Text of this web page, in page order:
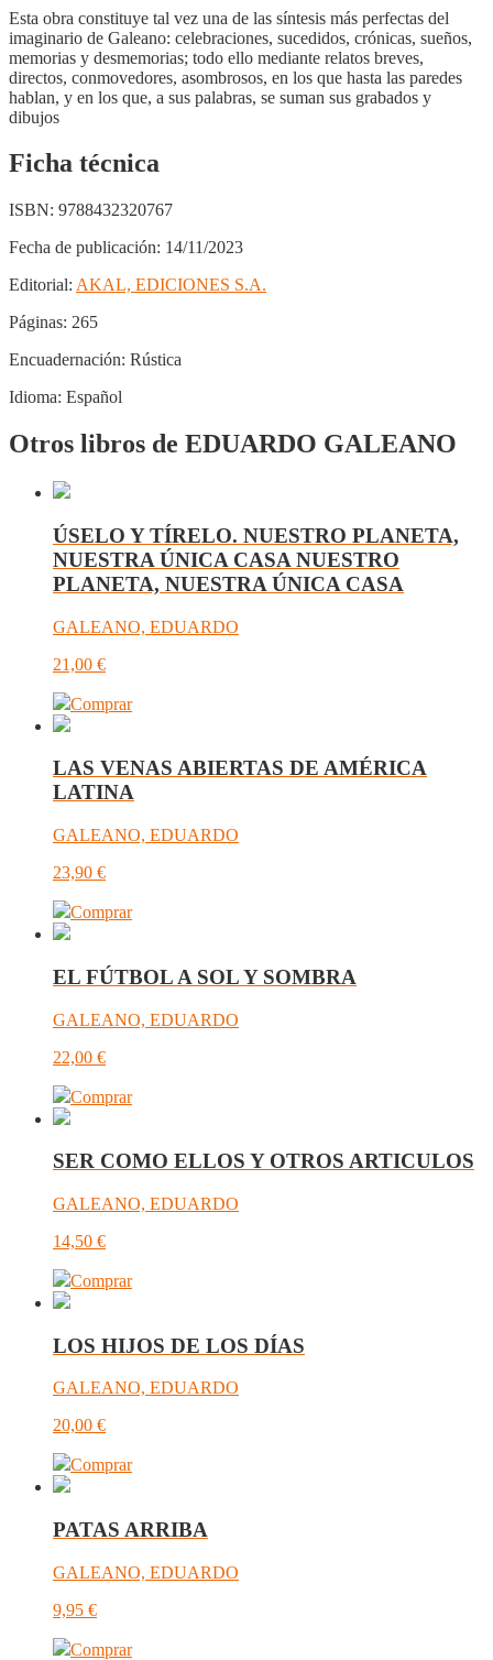
Esta obra constituye tal vez una de las síntesis más perfectas del
imaginario de Galeano: celebraciones, sucedidos, crónicas, sueños,
memorias y desmemorias; todo ello mediante relatos breves,
directos, conmovedores, asombrosos, en los que hasta las paredes
hablan, y en los que, a sus palabras, se suman sus grabados y
dibujos
Ficha técnica
ISBN: 9788432320767
Fecha de publicación: 14/11/2023
Editorial: AKAL, EDICIONES S.A.
Páginas: 265
Encuadernación: Rústica
Idioma: Español
Otros libros de EDUARDO GALEANO
ÚSELO Y TÍRELO. NUESTRO PLANETA,
NUESTRA ÚNICA CASA NUESTRO
PLANETA, NUESTRA ÚNICA CASA
GALEANO, EDUARDO
21,00 €
Comprar
LAS VENAS ABIERTAS DE AMÉRICA
LATINA
GALEANO, EDUARDO
23,90 €
Comprar
EL FÚTBOL A SOL Y SOMBRA
GALEANO, EDUARDO
22,00 €
Comprar
SER COMO ELLOS Y OTROS ARTICULOS
GALEANO, EDUARDO
14,50 €
Comprar
LOS HIJOS DE LOS DÍAS
GALEANO, EDUARDO
20,00 €
Comprar
PATAS ARRIBA
GALEANO, EDUARDO
9,95 €
Comprar